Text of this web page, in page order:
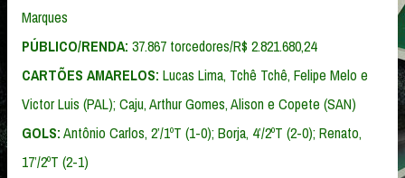
Marques
PÚBLICO/RENDA: 37.867 torcedores/R$ 2.821.680,24
CARTÕES AMARELOS: Lucas Lima, Tchê Tchê, Felipe Melo e
Victor Luis (PAL); Caju, Arthur Gomes, Alison e Copete (SAN)
GOLS:Antônio Carlos, 2’/1ºT (1-0); Borja, 4’/2ºT (2-0); Renato,
17’/2ºT (2-1)